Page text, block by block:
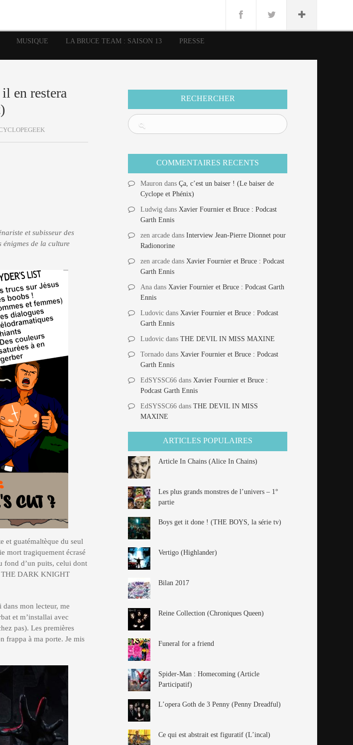
MUSIQUE LA BRUCE TEAM : SAISON 13 PRESSE
en restera
et subisseur des
énigmes de la culture
et guatémaltèque du seul
mort tragiquement écrasé
fond d’un puits, celui dont
THE DARK KNIGHT
mon lecteur, me
et m’installai avec
pas). Les premières
frappa à ma porte. Je mis
RECHERCHER
COMMENTAIRES RECENTS
Mauron dansÇa, c’est un baiser ! (Le baiser de
Cyclope et Phénix)
Ludwig dansXavier Fournier et Bruce : Podcast
Garth Ennis
zen arcade dansInterview Jean-Pierre Dionnet pour
Radionorine
zen arcade dansXavier Fournier et Bruce : Podcast
Garth Ennis
Ana dansXavier Fournier et Bruce : Podcast Garth
Ennis
Ludovic dansXavier Fournier et Bruce : Podcast
Garth Ennis
Ludovic dansTHE DEVIL IN MISS MAXINE
Tornado dansXavier Fournier et Bruce : Podcast
Garth Ennis
EdSYSSC66 dansXavier Fournier et Bruce :
Podcast Garth Ennis
EdSYSSC66 dansTHE DEVIL IN MISS
MAXINE
ARTICLES POPULAIRES
Article In Chains (Alice In Chains)
Les plus grands monstres de l’univers – 1°
partie
Boys get it done ! (THE BOYS, la série tv)
Vertigo (Highlander)
Bilan 2017
Reine Collection (Chroniques Queen)
Funeral for a friend
Spider-Man : Homecoming (Article
Participatif)
L’opera Goth de 3 Penny (Penny Dreadful)
Ce qui est abstrait est figuratif (L’incal)
Mangas Marvel Mattie boy Musique
Panini Présence
Punisher Rock Semic Special Guest Spidey Superman